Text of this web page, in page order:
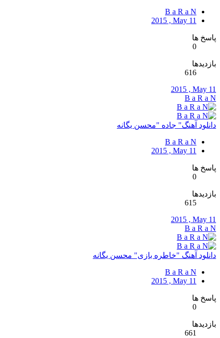
B a R a N
2015 , May 11
پاسخ ها
0
بازدیدها
616
2015 , May 11
B a R a N
دانلود آهنگ" جاده "محسن یگانه
B a R a N
2015 , May 11
پاسخ ها
0
بازدیدها
615
2015 , May 11
B a R a N
دانلود آهنگ "خاطره بازی" محسن یگانه
B a R a N
2015 , May 11
پاسخ ها
0
بازدیدها
661